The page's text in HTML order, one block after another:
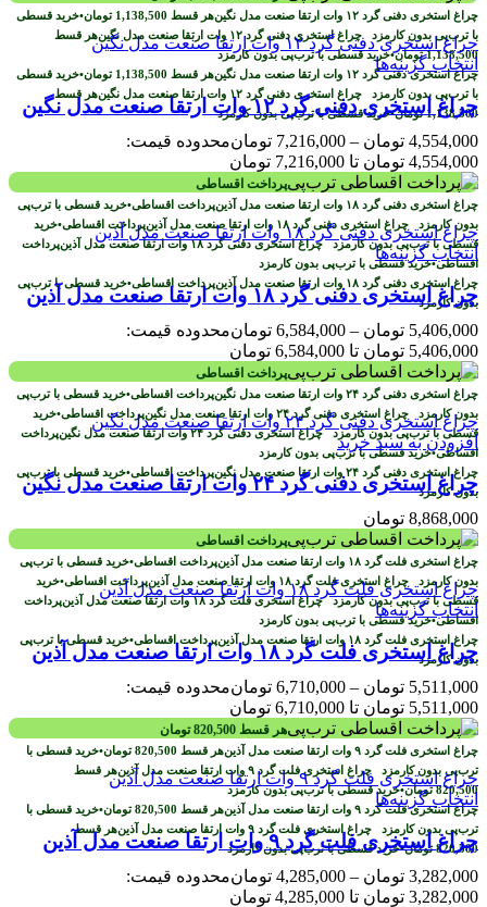
هر قسط 1,138,500 تومان•خرید قسطی
با ترب‌پی بدون کارمزد
هر قسط
1,138,500 تومان•خرید قسطی با ترب‌پی بدون کارمزد
هر قسط 1,138,500 تومان•خرید قسطی
با ترب‌پی بدون کارمزد
هر قسط
1,138,500 تومان•خرید قسطی با ترب‌پی بدون کارمزد
انتخاب گزینه‌ها
چراغ استخری دفنی گرد ۱۲ وات ارتقا صنعت مدل نگین
4,554,000 تومان –
7,216,000 تومانمحدوده قیمت:
4,554,000 تومان تا 7,216,000 تومان
پرداخت اقساطی
پرداخت اقساطی•خرید قسطی با ترب‌پی
بدون کارمزد
پرداخت اقساطی•خرید
قسطی با ترب‌پی بدون کارمزد
پرداخت
اقساطی•خرید قسطی با ترب‌پی بدون کارمزد
پرداخت اقساطی•خرید قسطی با ترب‌پی
بدون کارمزد
انتخاب گزینه‌ها
چراغ استخری دفنی گرد ۱۸ وات ارتقا صنعت مدل آذین
5,406,000 تومان –
6,584,000 تومانمحدوده قیمت:
5,406,000 تومان تا 6,584,000 تومان
پرداخت اقساطی
پرداخت اقساطی•خرید قسطی با ترب‌پی
بدون کارمزد
پرداخت اقساطی•خرید
قسطی با ترب‌پی بدون کارمزد
پرداخت
اقساطی•خرید قسطی با ترب‌پی بدون کارمزد
پرداخت اقساطی•خرید قسطی با ترب‌پی
بدون کارمزد
افزودن به سبد خرید
چراغ استخری دفنی گرد ۲۴ وات ارتقا صنعت مدل نگین
8,868,000 تومان
پرداخت اقساطی
پرداخت اقساطی•خرید قسطی با ترب‌پی
بدون کارمزد
پرداخت اقساطی•خرید
قسطی با ترب‌پی بدون کارمزد
پرداخت
اقساطی•خرید قسطی با ترب‌پی بدون کارمزد
پرداخت اقساطی•خرید قسطی با ترب‌پی
بدون کارمزد
انتخاب گزینه‌ها
چراغ استخری فلت گرد ۱۸ وات ارتقا صنعت مدل آذین
5,511,000 تومان –
6,710,000 تومانمحدوده قیمت:
5,511,000 تومان تا 6,710,000 تومان
هر قسط 820,500 تومان
هر قسط 820,500 تومان•خرید قسطی با
ترب‌پی بدون کارمزد
هر قسط
820,500 تومان•خرید قسطی با ترب‌پی بدون کارمزد
هر قسط 820,500 تومان•خرید قسطی با
ترب‌پی بدون کارمزد
هر قسط
820,500 تومان•خرید قسطی با ترب‌پی بدون کارمزد
انتخاب گزینه‌ها
چراغ استخری فلت گرد ۹ وات ارتقا صنعت مدل آذین
3,282,000 تومان –
4,285,000 تومانمحدوده قیمت:
3,282,000 تومان تا 4,285,000 تومان